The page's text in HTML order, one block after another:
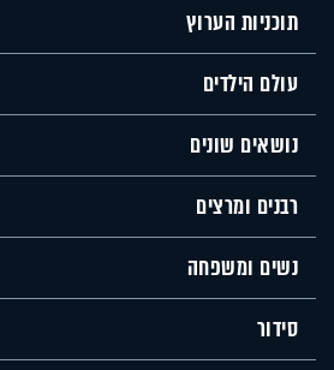
תוכניות הערוץ
עולם הילדים
נושאים שונים
רבנים ומרצים
נשים ומשפחה
סידור